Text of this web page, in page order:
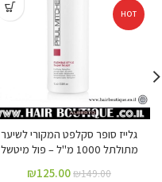
HOT
גלייז סופר סקלפט המקורי לשיער
מתולתל 1000 מ"ל – פול מיטשל
₪149.00
₪125.00